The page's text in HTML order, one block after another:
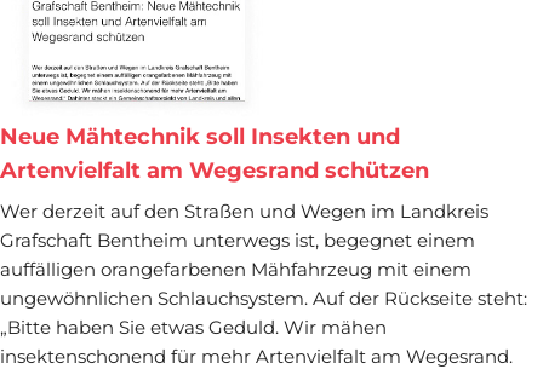
Neue Mähtechnik soll Insekten und
Artenvielfalt am Wegesrand schützen
Wer derzeit auf den Straßen und Wegen im Landkreis
Grafschaft Bentheim unterwegs ist, begegnet einem
auffälligen orangefarbenen Mähfahrzeug mit einem
ungewöhnlichen Schlauchsystem. Auf der Rückseite steht:
„Bitte haben Sie etwas Geduld. Wir mähen
insektenschonend für mehr Artenvielfalt am Wegesrand.